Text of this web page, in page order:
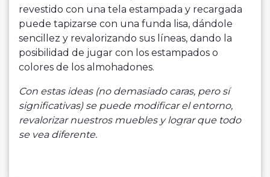
revestido con una tela estampada y recargada
puede tapizarse con una funda lisa, dándole
sencillez y revalorizando sus líneas, dando la
posibilidad de jugar con los estampados o
colores de los almohadones.
Con estas ideas (no demasiado caras, pero sí
significativas) se puede modificar el entorno,
revalorizar nuestros muebles y lograr que todo
se vea diferente.